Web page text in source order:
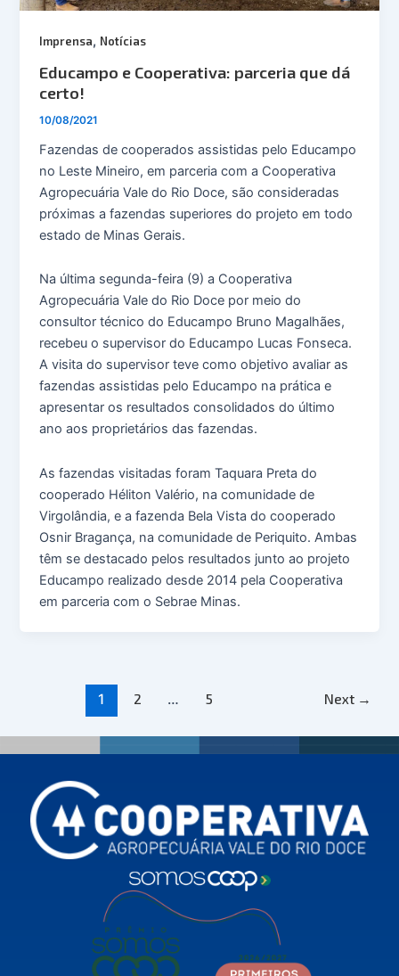
Imprensa, Notícias
Educampo e Cooperativa: parceria que dá
certo!
10/08/2021
Fazendas de cooperados assistidas pelo Educampo
no Leste Mineiro, em parceria com a Cooperativa
Agropecuária Vale do Rio Doce, são consideradas
próximas a fazendas superiores do projeto em todo
estado de Minas Gerais.
Na última segunda-feira (9) a Cooperativa
Agropecuária Vale do Rio Doce por meio do
consultor técnico do Educampo Bruno Magalhães,
recebeu o supervisor do Educampo Lucas Fonseca.
A visita do supervisor teve como objetivo avaliar as
fazendas assistidas pelo Educampo na prática e
apresentar os resultados consolidados do último
ano aos proprietários das fazendas.
As fazendas visitadas foram Taquara Preta do
cooperado Héliton Valério, na comunidade de
Virgolândia, e a fazenda Bela Vista do cooperado
Osnir Bragança, na comunidade de Periquito. Ambas
têm se destacado pelos resultados junto ao projeto
Educampo realizado desde 2014 pela Cooperativa
em parceria com o Sebrae Minas.
1 2 … 5 Next →